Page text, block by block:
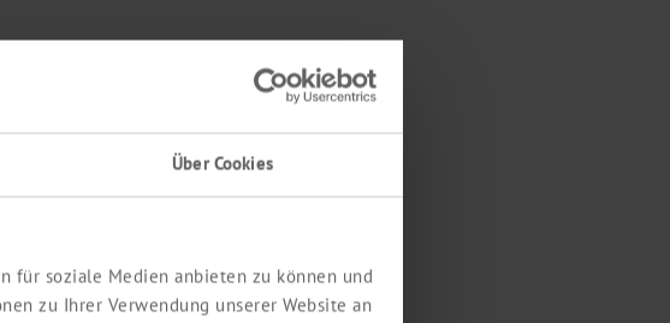
Über Cookies
für soziale Medien anbieten zu können und
zu Ihrer Verwendung unserer Website an